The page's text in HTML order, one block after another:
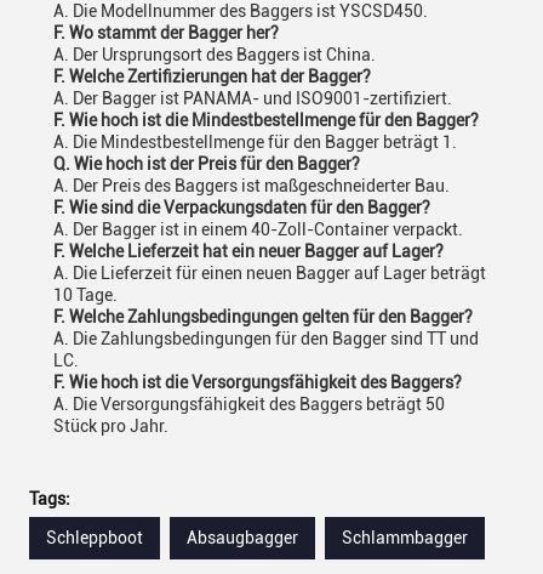
A. Die Modellnummer des Baggers ist YSCSD450.
F. Wo stammt der Bagger her?
A. Der Ursprungsort des Baggers ist China.
F. Welche Zertifizierungen hat der Bagger?
A. Der Bagger ist PANAMA- und ISO9001-zertifiziert.
F. Wie hoch ist die Mindestbestellmenge für den Bagger?
A. Die Mindestbestellmenge für den Bagger beträgt 1.
Q. Wie hoch ist der Preis für den Bagger?
A. Der Preis des Baggers ist maßgeschneiderter Bau.
F. Wie sind die Verpackungsdaten für den Bagger?
A. Der Bagger ist in einem 40-Zoll-Container verpackt.
F. Welche Lieferzeit hat ein neuer Bagger auf Lager?
A. Die Lieferzeit für einen neuen Bagger auf Lager beträgt
10 Tage.
F. Welche Zahlungsbedingungen gelten für den Bagger?
A. Die Zahlungsbedingungen für den Bagger sind TT und
LC.
F. Wie hoch ist die Versorgungsfähigkeit des Baggers?
A. Die Versorgungsfähigkeit des Baggers beträgt 50
Stück pro Jahr.
Tags:
Schleppboot
Absaugbagger Schlammbagger